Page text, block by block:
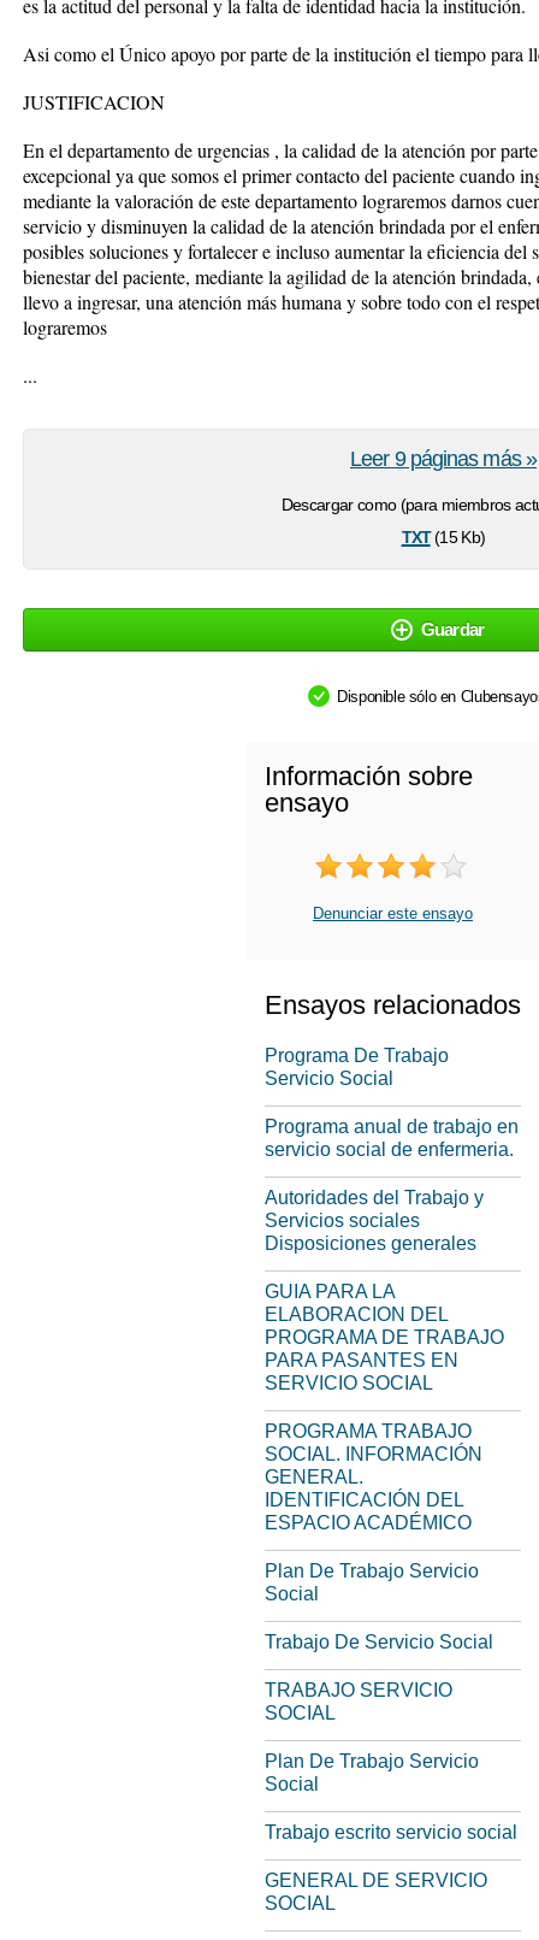
es la actitud del personal y la falta de identidad hacia la institución.
Asi como el Único apoyo por parte de la institución el tiempo para
JUSTIFICACION
En el departamento de urgencias , la calidad de la atención por
excepcional ya que somos el primer contacto del paciente cuando
mediante la valoración de este departamento lograremos darnos
servicio y disminuyen la calidad de la atención brindada por el
posibles soluciones y fortalecer e incluso aumentar la eficiencia
bienestar del paciente, mediante la agilidad de la atención
llevo a ingresar, una atención más humana y sobre todo con el
lograremos
...
Descargar como (para miembros
txt(15 Kb)
Leer 9 páginas más »
Guardar
Disponible sólo en
Información sobre
ensayo
Denunciar este ensayo
Ensayos relacionados
Programa De Trabajo
Servicio Social
Programa anual de trabajo en
servicio social de enfermeria.
Autoridades del Trabajo y
Servicios sociales
Disposiciones generales
GUIA PARA LA
ELABORACION DEL
PROGRAMA DE TRABAJO
PARA PASANTES EN
SERVICIO SOCIAL
PROGRAMA TRABAJO
SOCIAL. INFORMACIÓN
GENERAL.
IDENTIFICACIÓN DEL
ESPACIO ACADÉMICO
Plan De Trabajo Servicio
Social
Trabajo De Servicio Social
TRABAJO SERVICIO
SOCIAL
Plan De Trabajo Servicio
Social
Trabajo escrito servicio social
GENERAL DE SERVICIO
SOCIAL